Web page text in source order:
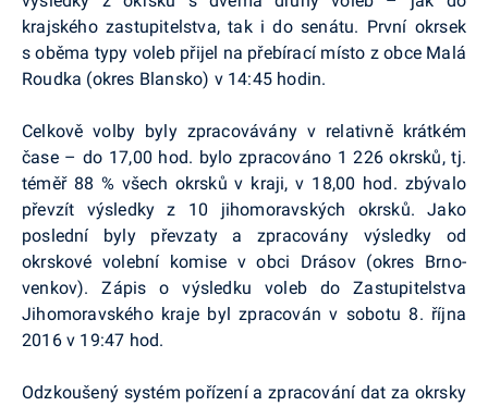
krajského zastupitelstva, tak i do senátu. První okrsek
s oběma typy voleb přijel na přebírací místo z obce Malá
Roudka (okres Blansko) v 14:45 hodin.
Celkově volby byly zpracovávány v relativně krátkém
čase – do 17,00 hod. bylo zpracováno 1 226 okrsků, tj.
téměř 88 % všech okrsků v kraji, v 18,00 hod. zbývalo
převzít výsledky z 10 jihomoravských okrsků. Jako
poslední byly převzaty a zpracovány výsledky od
okrskové volební komise v obci Drásov(okres Brno-
venkov). Zápis o výsledku voleb do Zastupitelstva
Jihomoravského kraje byl zpracován v sobotu 8. října
2016 v 19:47 hod.
Odzkoušený systém pořízení a zpracování dat za okrsky